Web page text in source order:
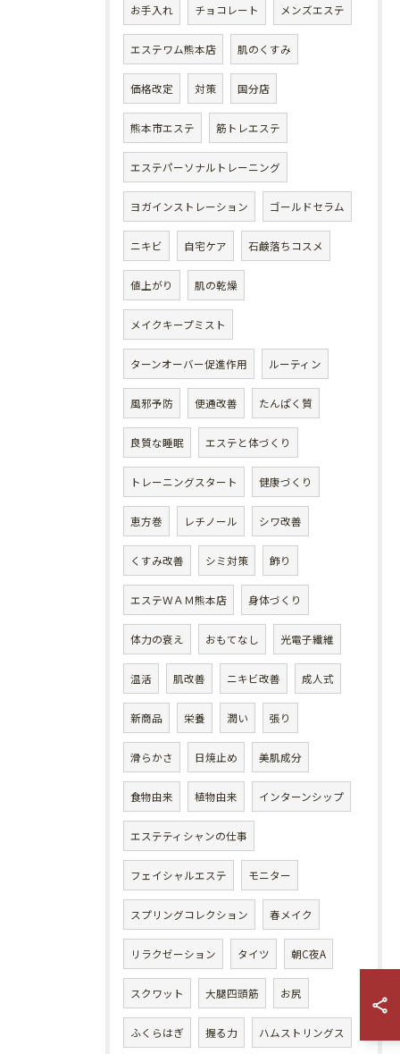
お手入れ チョコレート メンズエステ
エステワム熊本店 肌のくすみ
価格改定 対策 国分店
熊本市エステ 筋トレエステ
エステパーソナルトレーニング
ヨガインストレーション ゴールドセラム
ニキビ 自宅ケア 石鹸落ちコスメ
値上がり 肌の乾燥
メイクキープミスト
ターンオーバー促進作用 ルーティン
風邪予防 便通改善 たんぱく質
良質な睡眠 エステと体づくり
トレーニングスタート 健康づくり
恵方巻 レチノール シワ改善
くすみ改善 シミ対策 飾り
エステＷＡＭ熊本店 身体づくり
体力の衰え おもてなし 光電子繊維
温活 肌改善 ニキビ改善 成人式
新商品 栄養 潤い 張り
滑らかさ 日焼止め 美肌成分
食物由来 植物由来 インターンシップ
エステティシャンの仕事
フェイシャルエステ モニター
スプリングコレクション 春メイク
リラクゼーション タイツ 朝C夜A
スクワット 大腿四頭筋 お尻
ふくらはぎ 握る力 ハムストリングス